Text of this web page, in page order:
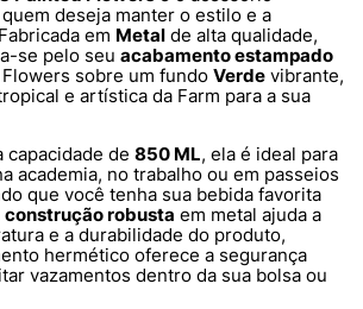
deseja manter o estilo e a
em Metal de alta qualidade,
se pelo seu acabamento estampado
sobre um fundo Verde vibrante,
e artística da Farm para a sua
capacidade de 850 ML, ela é ideal para
academia, no trabalho ou em passeios
que você tenha sua bebida favorita
construção robusta em metal ajuda a
e a durabilidade do produto,
hermético oferece a segurança
vazamentos dentro da sua bolsa ou